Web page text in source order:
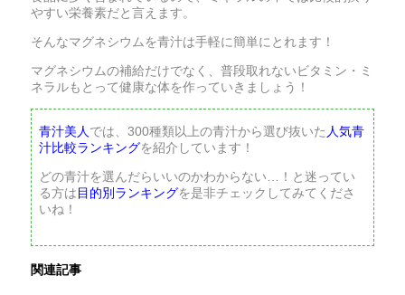
やすい栄養素だと言えます。
そんなマグネシウムを青汁は手軽に簡単にとれます！
マグネシウムの補給だけでなく、普段取れないビタミン・ミ
ネラルもとって健康な体を作っていきましょう！
青汁美人 では、300種類以上の青汁から選び抜いた 人気青
汁比較ランキングを紹介しています！
どの青汁を選んだらいいのかわからない…！と迷ってい
る方は目的別ランキングを是非チェックしてみてくださ
いね！
関連記事